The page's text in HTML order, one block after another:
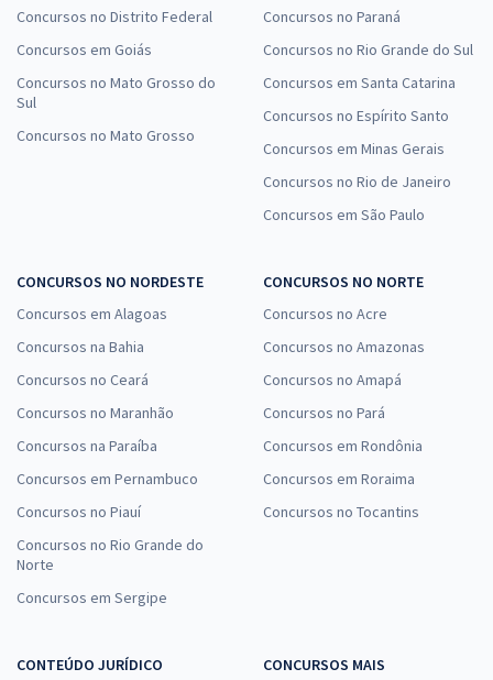
Concursos no Distrito Federal
Concursos em Goiás
Concursos no Mato Grosso do
Sul
Concursos no Mato Grosso
Concursos no Paraná
Concursos no Rio Grande do Sul
Concursos em Santa Catarina
Concursos no Espírito Santo
Concursos em Minas Gerais
Concursos no Rio de Janeiro
Concursos em São Paulo
CONCURSOS NO NORDESTE
Concursos em Alagoas
Concursos na Bahia
Concursos no Ceará
Concursos no Maranhão
Concursos na Paraíba
Concursos em Pernambuco
Concursos no Piauí
Concursos no Rio Grande do
Norte
Concursos em Sergipe
CONCURSOS NO NORTE
Concursos no Acre
Concursos no Amazonas
Concursos no Amapá
Concursos no Pará
Concursos em Rondônia
Concursos em Roraima
Concursos no Tocantins
CONTEÚDO JURÍDICO
CONCURSOS MAIS